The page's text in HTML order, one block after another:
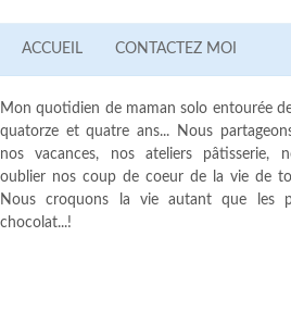
ACCUEIL CONTACTEZ MOI
Mon quotidien de maman solo entourée
quatorze et quatre ans... Nous
nos vacances, nos ateliers pâtisserie,
oublier nos coup de coeur de la vie de
Nous croquons la vie autant que les
chocolat...!